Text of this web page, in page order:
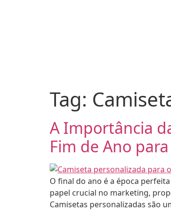
Tag:
A Importância
Fim de Ano
O final do ano é a época
papel crucial no marketing,
Camisetas personalizadas são